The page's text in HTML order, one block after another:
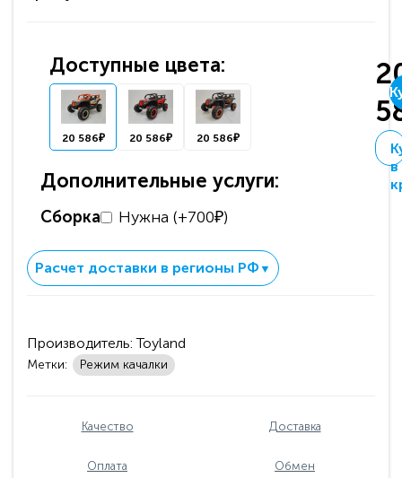
Доступные цвета:
20 586₽ 20 586₽ 20 586₽
Дополнительные услуги:
Сборка Нужна (+700₽)
в
Расчет доставки в регионы РФ ▼
Производитель: Toyland
Метки: Режим качалки
Качество Доставка
Оплата Обмен